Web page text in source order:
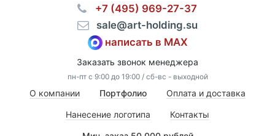
⠀+7 (495) 969-27-37
⠀sale@art-holding.su
написать в MAX
Заказать звонок менеджера
пн-пт с 9:00 до 19:00 / сб-вс - выходной
О компании Портфолио Оплата и доставка
Нанесение логотипа Контакты